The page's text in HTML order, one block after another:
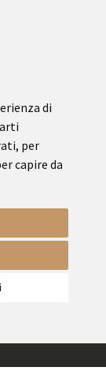
di
per
capire da